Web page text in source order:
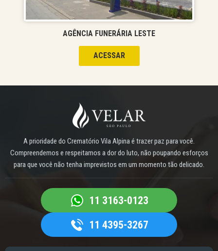
AGÊNCIA FUNERÁRIA LESTE
ACESSAR
A prioridade do Crematório Vila Alpina é trazer paz para você.
Compreendemos e respeitamos a dor do luto, não poupando esforços
para que você não tenha imprevistos em um momento tão delicado.
11 3163-0123
11 4395-3267